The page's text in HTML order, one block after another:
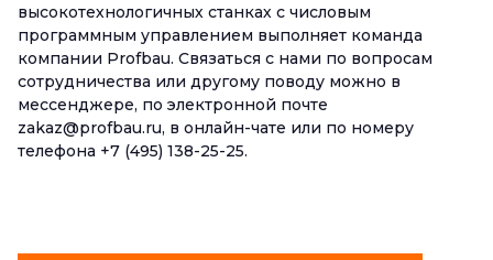
высокотехнологичных станках с числовым
программным управлением выполняет команда
компании Profbau. Связаться с нами по вопросам
сотрудничества или другому поводу можно в
мессенджере, по электронной почте
zakaz@profbau.ru, в онлайн-чате или по номеру
телефона +7 (495) 138-25-25.